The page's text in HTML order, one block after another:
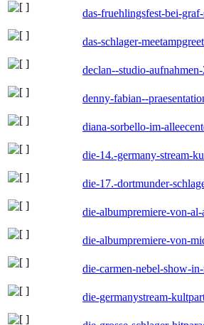
das-fruehlingsfest-bei-
das-schlager-
declan--studio-
denny-fabian--
diana-sorbello-im-
die-14.-germany-stream-
die-17.-dortmunder-
die-albumpremiere-von-
die-albumpremiere-von-
die-carmen-nebel-show-
die-germanystream-